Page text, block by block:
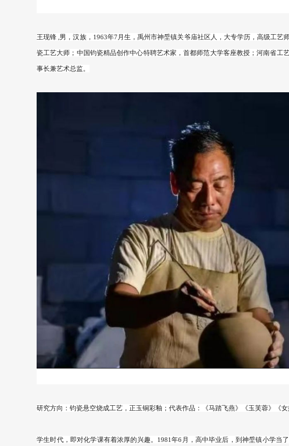
王现锋 ,男，汉族，1963年7月生，禹州市神垕镇关爷庙社区人，大专学历，高级工艺
瓷工艺大师；中国钧瓷精品创作中心特聘艺术家，首都师范大学客座教授；河南省工
事长兼艺术总监。
研究方向：钧瓷悬空烧成工艺，正玉铜彩釉；代表作品：《马踏飞燕》《玉芙蓉》《女
学生时代，即对化学课有着浓厚的兴趣。 1981年6月，高中毕业后，到神垕镇小学当